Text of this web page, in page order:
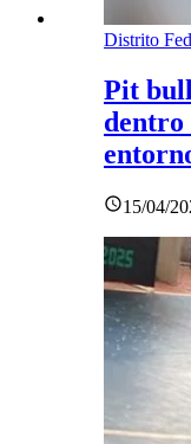
Distrito
Pit
dentro
15/04/